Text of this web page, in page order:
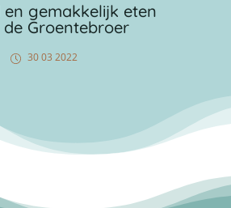
en gemakkelijk eten
de Groentebroer
30 03 2022